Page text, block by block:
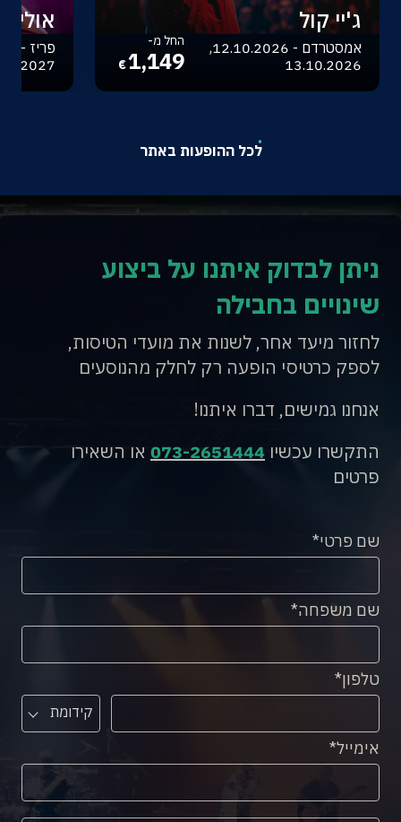
ג'יי קול
אמסטרדם - 12.10.2026,
13.10.2026
החל מ-
1,149
€
לכל ההופעות באתר
ניתן לבדוק איתנו על ביצוע
שינויים בחבילה
לחזור מיעד אחר, לשנות את מועדי הטיסות,
לספק כרטיסי הופעה רק לחלק מהנוסעים
אנחנו גמישים, דברו איתנו!
התקשרו עכשיו 073-2651444 או השאירו
פרטים
שם פרטי
שם משפחה
טלפון
קידומת
אימייל